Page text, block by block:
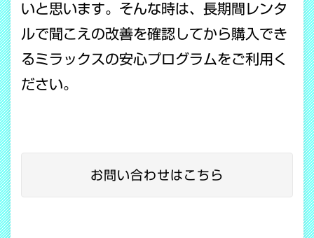
いと思います。そんな時は、長期間レンタ
ルで聞こえの改善を確認してから購入でき
るミラックスの安心プログラムをご利用く
ださい。
お問い合わせはこちら